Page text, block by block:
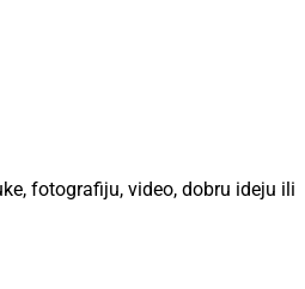
fotografiju, video, dobru ideju ili